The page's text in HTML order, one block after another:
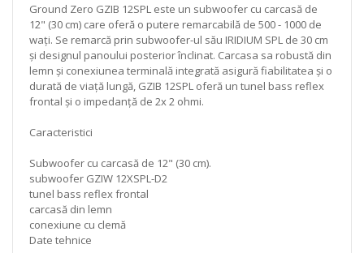
Ground Zero GZIB 12SPL este un subwoofer cu carcasă de
12" (30 cm) care oferă o putere remarcabilă de 500 - 1000 de
wați. Se remarcă prin subwoofer-ul său IRIDIUM SPL de 30 cm
și designul panoului posterior înclinat. Carcasa sa robustă din
lemn și conexiunea terminală integrată asigură fiabilitatea și o
durată de viață lungă, GZIB 12SPL oferă un tunel bass reflex
frontal și o impedanță de 2x 2 ohmi.
Caracteristici
Subwoofer cu carcasă de 12" (30 cm).
subwoofer GZIW 12XSPL-D2
tunel bass reflex frontal
carcasă din lemn
conexiune cu clemă
Date tehnice